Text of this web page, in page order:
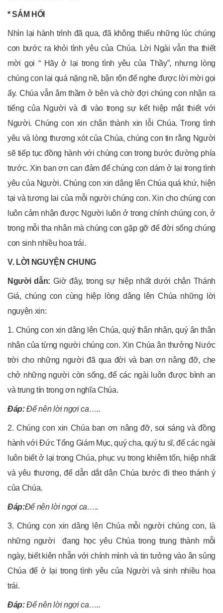
* SÁM HỐI
Nhìn lại hành trình đã qua, đã không thiếu những lúc chúng
con bước ra khỏi tình yêu của Chúa. Lời Ngài vẫn tha thiết
mời gọi “ Hãy ở lại trong tình yêu của Thầy”, nhưng lòng
chúng con lại quá nặng nề, bận rộn để nghe được lời mời gọi
ấy. Chúa vẫn âm thầm ở bên và chờ đợi chúng con nhận ra
tiếng của Người và đi vào trong sự kết hiệp mật thiết với
Người. Chúng con xin chân thành xin lỗi Chúa. Trong tình
yêu và lòng thương xót của Chúa, chúng con tin rằng Người
sẽ tiếp tục đồng hành với chúng con trong bước đường phía
trước. Xin ban ơn can đảm để chúng con dám ở lại trong tình
yêu của Người. Chúng con xin dâng lên Chúa quá khứ, hiện
tại và tương lai của mỗi người chúng con. Xin cho chúng con
luôn cảm nhận được Người luôn ở trong chính chúng con, ở
trong mỗi tha nhân mà chúng con gặp gỡ để đời sống chúng
con sinh nhiều hoa trái.
V. LỜI NGUYỆN CHUNG
Người dẫn: Giờ đây, trong sự hiệp nhất dưới chân Thánh
Giá, chúng con cùng hiệp lòng dâng lên Chúa những lời
nguyện xin:
1. Chúng con xin dâng lên Chúa, quý thân nhân, quý ân thân
nhân của từng người chúng con. Xin Chúa ân thưởng Nước
trời cho những người đã qua đời và ban ơn nâng đỡ, che
chở những người còn sống, để các ngài luôn được bình an
và trung tín trong ơn nghĩa Chúa.
Đáp:Để nên lời ngợi ca…..
2. Chúng con xin Chúa ban ơn nâng đỡ, soi sáng và đồng
hành với Đức Tổng Giám Mục, quý cha, quý tu sĩ, để các ngài
luôn biết ở lại trong Chúa, phục vụ trong khiêm tốn, hiệp nhất
và yêu thương, để dẫn dắt dân Chúa bước đi theo thánh ý
của Chúa.
Đáp:Để nên lời ngợi ca…..
3. Chúng con xin dâng lên Chúa mỗi người chúng con, là
những người đang học yêu Chúa trong trung thành mỗi
ngày, biết kiên nhẫn với chính mình và tin tưởng vào ân sủng
Chúa để ở lại trong tình yêu của Người và sinh nhiều hoa
trái.
Đáp:Để nên lời ngợi ca…..